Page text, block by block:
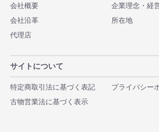
会社概要
企業理念・経
会社沿革
所在地
代理店
サイトについて
特定商取引法に基づく表記
プライバシー
古物営業法に基づく表示